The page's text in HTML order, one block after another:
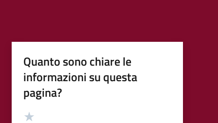
Quanto sono chiare le
informazioni su questa
pagina?
Valutazione